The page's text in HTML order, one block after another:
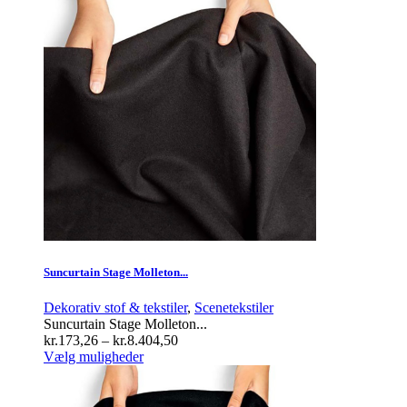
varianter.
Mulighederne
kan
vælges
Suncurtain Stage Molleton...
Dekorativ stof & tekstiler, Scenetekstiler
Suncurtain Stage Molleton...
kr.173,26 – kr.8.404,50Prisinterval:
kr.8.404,50
Vælg mulighederDette
har